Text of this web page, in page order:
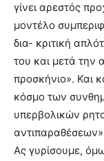
γίνει αρεστός
μοντέλο
δια- κριτική
του και μετά την
προσκήνιο». Και
κόσμο των
υπερβολικών
Ας γυρίσουμε,